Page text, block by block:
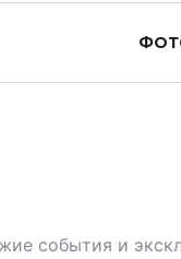
события и